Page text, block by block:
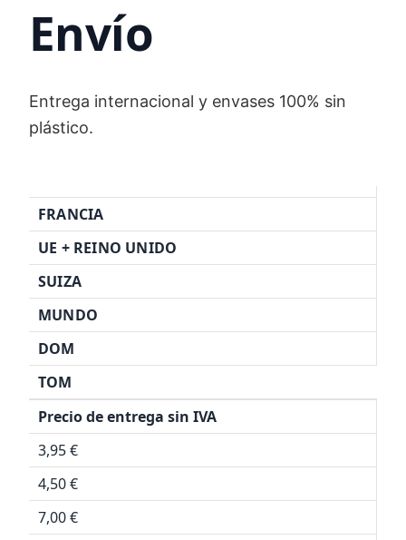
Envío
Entrega internacional y envases 100% sin
plástico.
FRANCIA
UE + REINO UNIDO
SUIZA
MUNDO
DOM
TOM
Precio de entrega sin IVA
3,95 €
4,50 €
7,00 €